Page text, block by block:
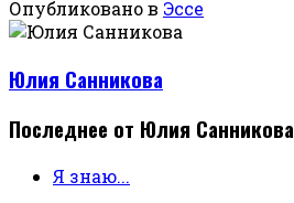
Опубликовано в Эссе
Юлия Санникова
Последнее от Юлия Санникова
Я знаю...